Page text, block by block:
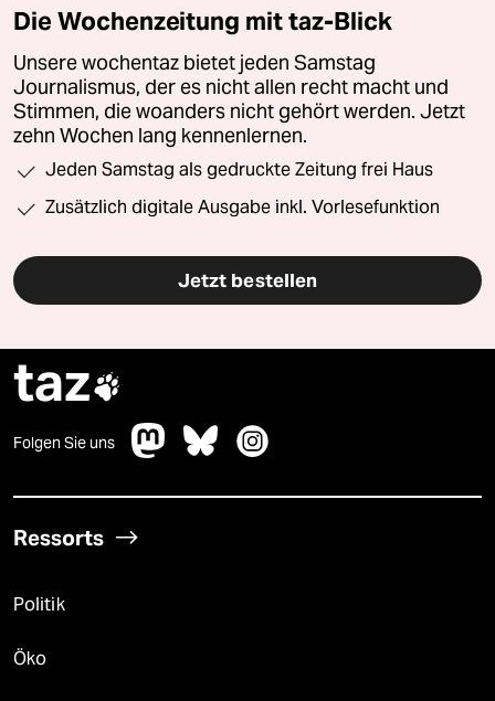
Die Wochenzeitung mit taz-Blick
Unsere wochentaz bietet jeden Samstag
Journalismus, der es nicht allen recht macht und
Stimmen, die woanders nicht gehört werden. Jetzt
zehn Wochen lang kennenlernen.
Jeden Samstag als gedruckte Zeitung frei Haus
Zusätzlich digitale Ausgabe inkl. Vorlesefunktion
Jetzt bestellen
taz
Folgen Sie uns
Ressorts
Politik
Öko